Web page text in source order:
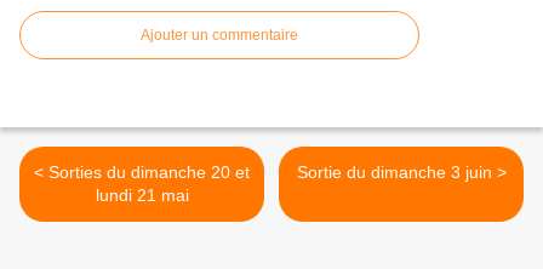
Ajouter un commentaire
< Sorties du dimanche 20 et
lundi 21 mai
Sortie du dimanche 3 juin >